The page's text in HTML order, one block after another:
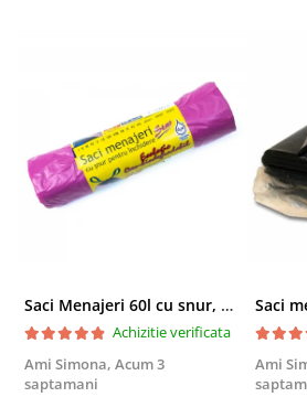
Saci Menajeri 60l cu snur, Roz, 10buc/rola
Achizitie verificata
Ami Simona, Acum 3
saptamani
Ami